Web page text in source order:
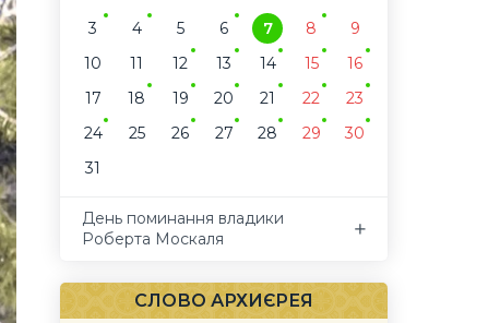
3
4 5 6 7 8
9
10
11 12 13 14 15
16
17
18 19 20 21 22
23
24
25 26 27 28 29
30
31
День поминання владики
Роберта Москаля
СЛОВО АРХИЄРЕЯ